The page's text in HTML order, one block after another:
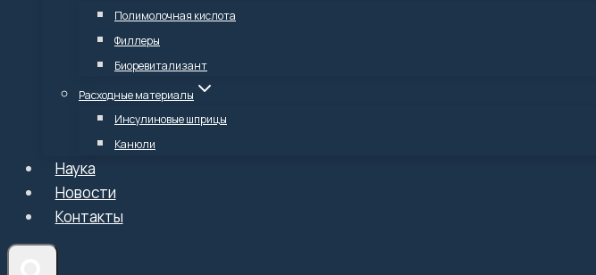
Полимолочная кислота
Филлеры
Биоревитализант
Расходные материалы
Инсулиновые шприцы
Канюли
Наука
Новости
Контакты